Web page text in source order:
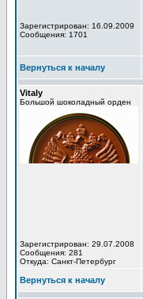
Зарегистрирован: 16.09.2009
Сообщения: 1701
Вернуться к началу
Vitaly
Большой шоколадный орден
Зарегистрирован: 29.07.2008
Сообщения: 281
Откуда: Санкт-Петербург
Вернуться к началу